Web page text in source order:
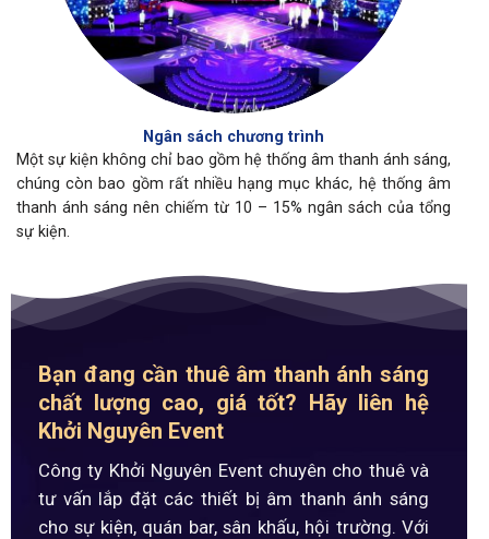
Ngân sách chương trình
Một sự kiện không chỉ bao gồm hệ thống âm thanh ánh sáng,
chúng còn bao gồm rất nhiều hạng mục khác, hệ thống âm
thanh ánh sáng nên chiếm từ 10 – 15% ngân sách của tổng
sự kiện.
Bạn đang cần thuê âm thanh ánh sáng
chất lượng cao, giá tốt? Hãy liên hệ
Khởi Nguyên Event
Công ty Khởi Nguyên Event chuyên cho thuê và
tư vấn lắp đặt các thiết bị âm thanh ánh sáng
cho sự kiện, quán bar, sân khấu, hội trường. Với